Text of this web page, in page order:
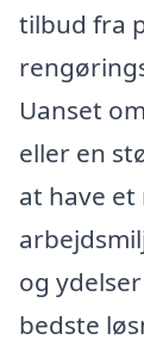
tilbud fra
Uanset
eller en
at have
og
bedste